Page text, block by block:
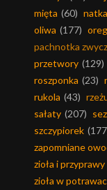
mięta (60)
oliwa (177)
pachnotka
przetwory (129)
roszponka (23)
rukola (43)
sałaty (207)
szczypiorek
zapomniane
zioła i przyprawy
zioła w